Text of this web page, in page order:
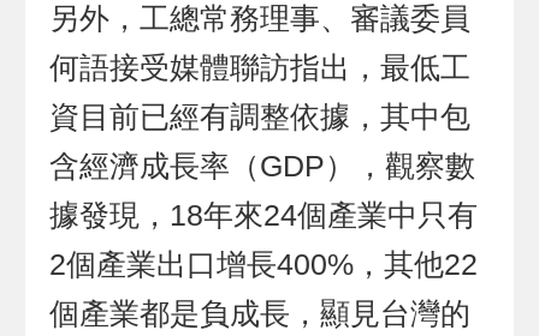
另外，工總常務理事、審議委員
何語接受媒體聯訪指出，最低工
資目前已經有調整依據，其中包
含經濟成長率（GDP），觀察數
據發現，18年來24個產業中只有
2個產業出口增長400%，其他22
個產業都是負成長，顯見台灣的